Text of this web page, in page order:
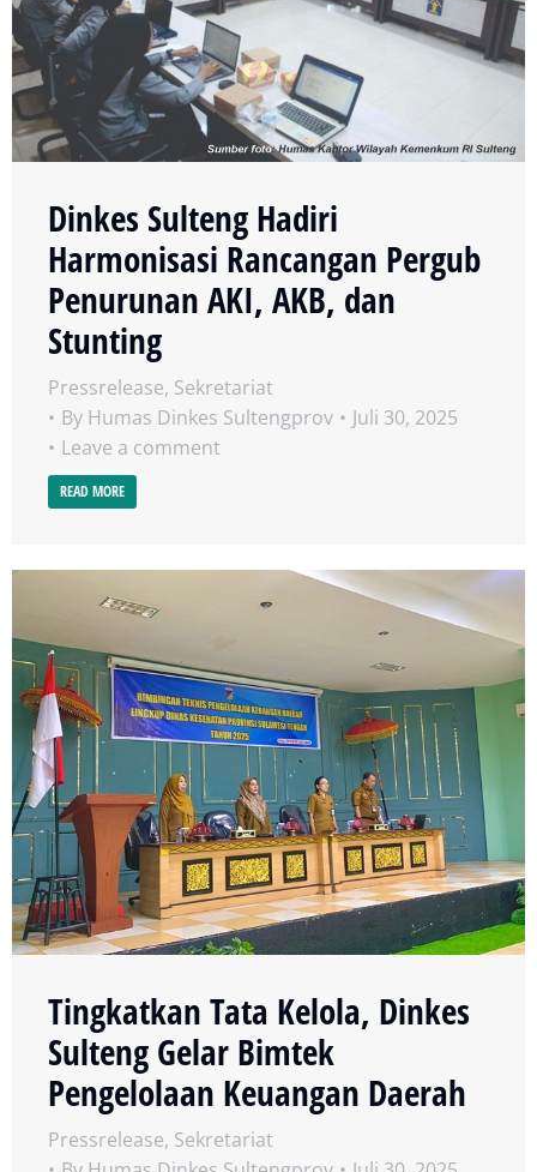
Dinkes Sulteng Hadiri
Harmonisasi Rancangan Pergub
Penurunan AKI, AKB, dan
Stunting
Pressrelease, Sekretariat
By Humas Dinkes Sultengprov
Juli 30, 2025
Leave a comment
READ MORE
Tingkatkan Tata Kelola, Dinkes
Sulteng Gelar Bimtek
Pengelolaan Keuangan Daerah
Pressrelease, Sekretariat